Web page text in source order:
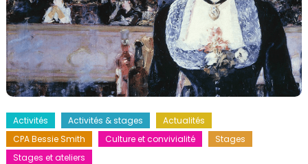
Activités Activités & stages
Actualités
CPA Bessie Smith
Culture et convivialité
Stages
Stages et ateliers